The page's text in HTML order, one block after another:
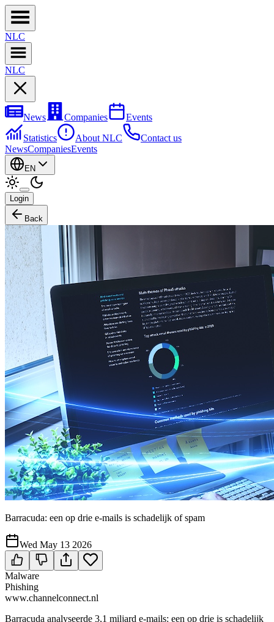
NLC
NLC
News Companies
Events
Statistics
About NLC
Contact us
NewsCompaniesEvents
EN
Login
Back
Barracuda: een op drie e-mails is schadelijk of spam
Wed May 13 2026
Malware
Phishing
www.channelconnect.nl
Barracuda analyseerde 3,1 miljard e-mails: een op drie is schadelijk